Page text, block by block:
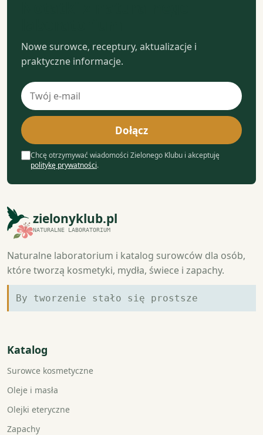
Nowe surowce, receptury, aktualizacje i
praktyczne informacje.
Adres
e-
mail
Dołącz
Chcę otrzymywać wiadomości Zielonego Klubu i akceptuję
politykę prywatności.
zielonyklub.pl
NATURALNE LABORATORIUM
Naturalne laboratorium i katalog surowców dla osób,
które tworzą kosmetyki, mydła, świece i zapachy.
By tworzenie stało się prostsze
Katalog
Surowce kosmetyczne
Oleje i masła
Olejki eteryczne
Zapachy